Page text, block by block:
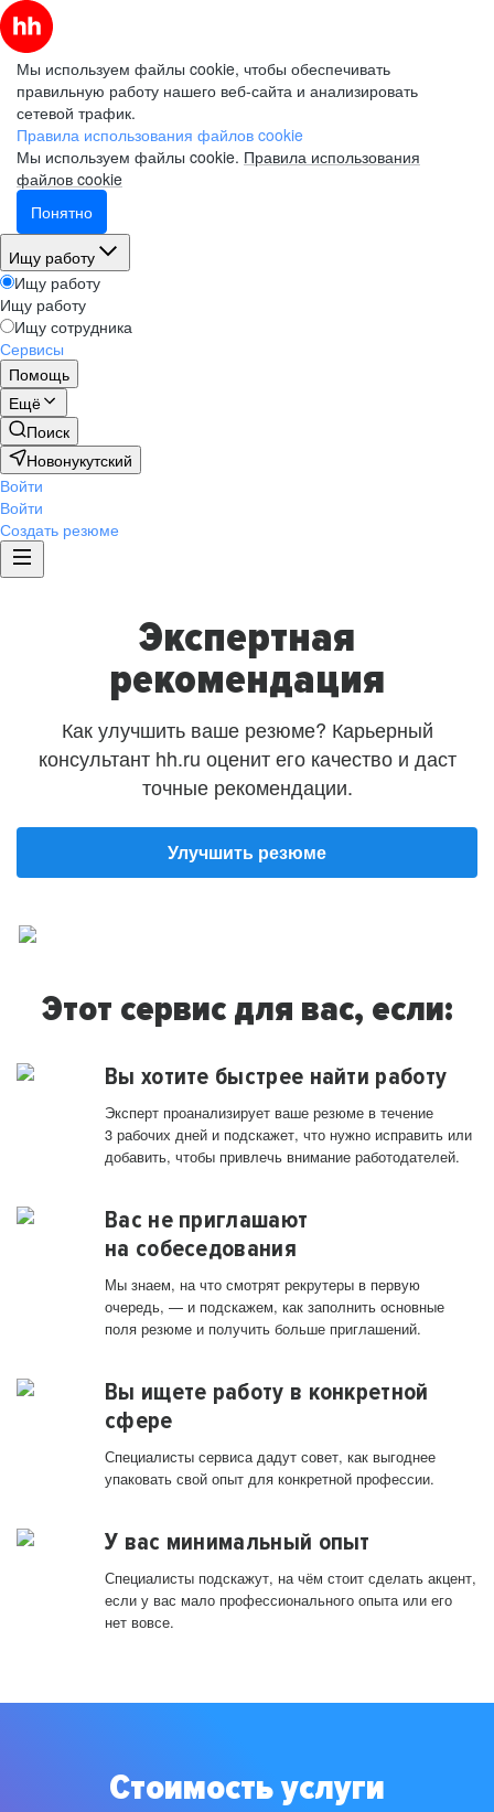
Мы используем файлы cookie, чтобы обеспечивать
правильную работу нашего веб-сайта и анализировать
сетевой трафик.
Правила использования файлов cookie
Мы используем файлы cookie. Правила использования
файлов cookie
Понятно
Ищу работу
Ищу работу
Ищу работу
Ищу сотрудника
Сервисы
Помощь
Ещё
Поиск
Новонукутский
Войти
Войти
Создать резюме
Экспертная
рекомендация
Как улучшить ваше резюме? Карьерный
консультант hh.ru оценит его качество и даст
точные рекомендации.
Улучшить резюме
Этот сервис для вас, если:
Вы хотите быстрее найти работу
Эксперт проанализирует ваше резюме в течение
3 рабочих дней и подскажет, что нужно исправить или
добавить, чтобы привлечь внимание работодателей.
Вас не приглашают
на собеседования
Мы знаем, на что смотрят рекрутеры в первую
очередь, — и подскажем, как заполнить основные
поля резюме и получить больше приглашений.
Вы ищете работу в конкретной
сфере
Специалисты сервиса дадут совет, как выгоднее
упаковать свой опыт для конкретной профессии.
У вас минимальный опыт
Специалисты подскажут, на чём стоит сделать акцент,
если у вас мало профессионального опыта или его
нет вовсе.
Стоимость услуги